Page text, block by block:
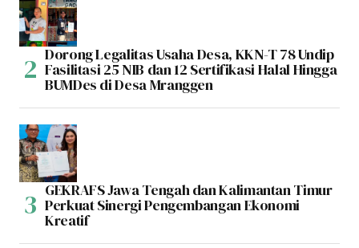
Dorong Legalitas Usaha Desa, KKN-T 78 Undip
Fasilitasi 25 NIB dan 12 Sertifikasi Halal Hingga
BUMDes di Desa Mranggen
GEKRAFS Jawa Tengah dan Kalimantan Timur
Perkuat Sinergi Pengembangan Ekonomi
Kreatif